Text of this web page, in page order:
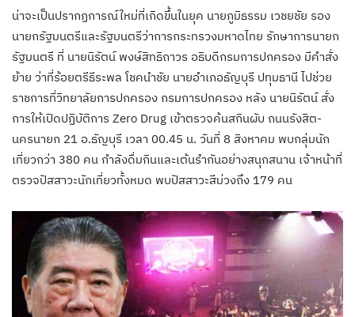
น่าจะเป็นปรากฏการณ์ใหม่ที่เกิดขึ้นในยุค นายภูมิธรรม เวชยชัย รอง
นายกรัฐมนตรีและรัฐมนตรีว่าการกระทรวงมหาดไทย รักษาการนายก
รัฐมนตรี ที่ นายนิรัตน์ พงษ์สิทธิถาวร อธิบดีกรมการปกครอง มีคำสั่ง
ย้าย ว่าที่ร้อยตรีธีระพล โชคนำชัย นายอำเภอธัญบุรี ปทุมธานี ไปช่วย
ราชการที่วิทยาลัยการปกครอง กรมการปกครอง​ หลัง นายนิรัตน์ สั่ง
การให้เปิดปฏิบัติการ Zero Drug เข้าตรวจค้นสกินผับ ถนนรังสิต-
นครนายก 21 อ.ธัญบุรี เวลา 00.45 น. วันที่ 8 สิงหาคม พบกลุ่มนัก
เที่ยวกว่า 380 คน กำลังดื่มกินและเต้นรำกันอย่างสนุกสนาน เจ้าหน้าที่
ตรวจปัสสาวะนักเที่ยวทั้งหมด พบปัสสาวะสีม่วงถึง 179 คน